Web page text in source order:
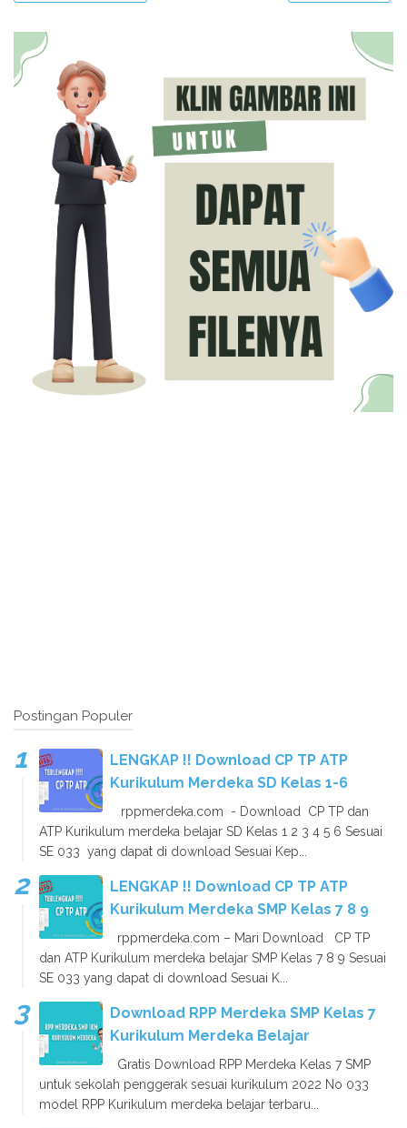
Postingan Populer
LENGKAP !! Download CP TP ATP
Kurikulum Merdeka SD Kelas 1-6
rppmerdeka.com - Download CP TP dan
ATP Kurikulum merdeka belajar SD Kelas 1 2 3 4 5 6 Sesuai
SE 033 yang dapat di download Sesuai Kep...
LENGKAP !! Download CP TP ATP
Kurikulum Merdeka SMP Kelas 7 8 9
rppmerdeka.com – Mari Download CP TP
dan ATP Kurikulum merdeka belajar SMP Kelas 7 8 9 Sesuai
SE 033 yang dapat di download Sesuai K...
Download RPP Merdeka SMP Kelas 7
Kurikulum Merdeka Belajar
Gratis Download RPP Merdeka Kelas 7 SMP
untuk sekolah penggerak sesuai kurikulum 2022 No 033
model RPP Kurikulum merdeka belajar terbaru...